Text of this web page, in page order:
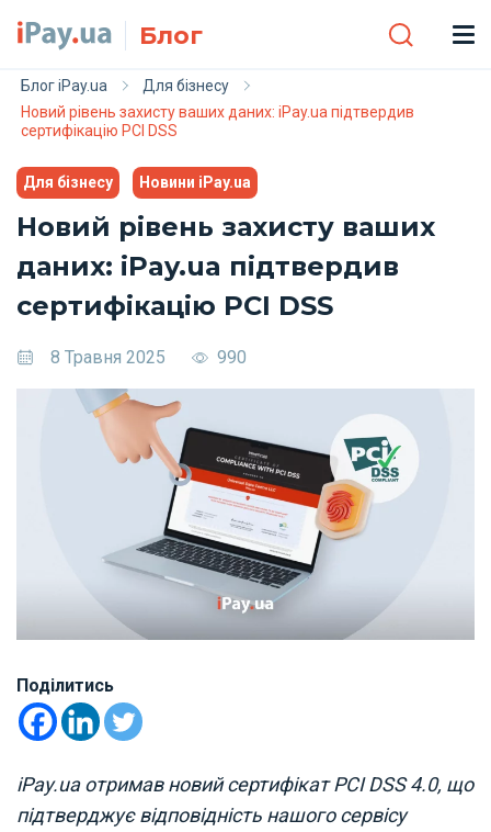
Блог
Блог iPay.ua
Для бізнесу
Новий рівень захисту ваших даних: iPay.ua підтвердив
сертифікацію PCI DSS
Для бізнесу Новини iPay.ua
Новий рівень захисту ваших
даних: iPay.ua підтвердив
сертифікацію PCI DSS
8 Травня 2025 990
Поділитись
iPay.ua отримав новий сертифікат PCI DSS 4.0, що
підтверджує відповідність нашого сервісу